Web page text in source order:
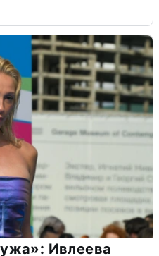
Ивлеева